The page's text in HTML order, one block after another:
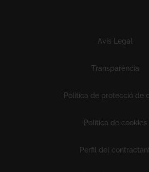
Avís Legal
Transparència
Política de protecció de
Política de cookies
Perfil del